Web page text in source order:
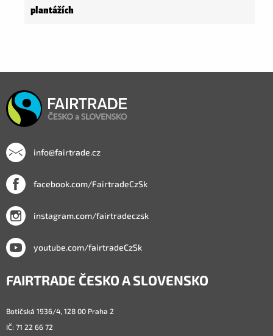
plantážích
info@fairtrade.cz
facebook.com/FairtradeCzSk
instagram.com/fairtradeczsk
youtube.com/fairtradeCzSk
FAIRTRADE ČESKO A SLOVENSKO
Botičská 1936/4, 128 00 Praha 2
IČ: 71 22 66 72